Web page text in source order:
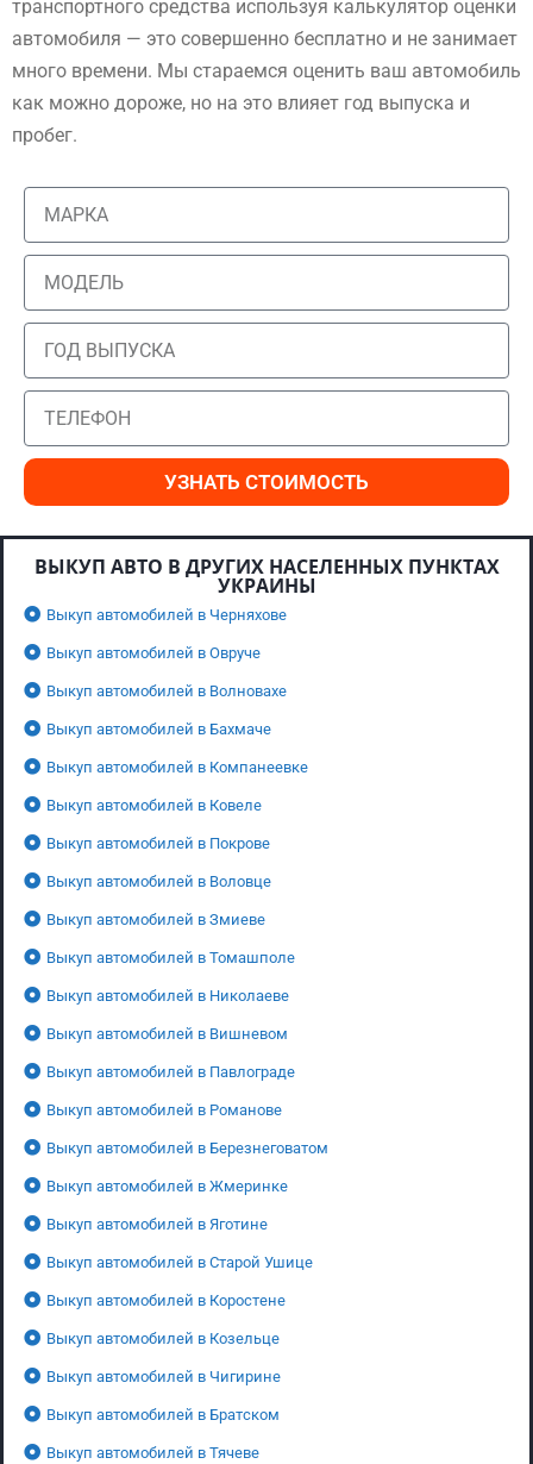
транспортного средства используя калькулятор оценки
автомобиля — это совершенно бесплатно и не занимает
много времени. Мы стараемся оценить ваш автомобиль
как можно дороже, но на это влияет год выпуска и
пробег.
УЗНАТЬ СТОИМОСТЬ
ВЫКУП АВТО В ДРУГИХ НАСЕЛЕННЫХ ПУНКТАХ
УКРАИНЫ
Выкуп автомобилей в Черняхове
Выкуп автомобилей в Овруче
Выкуп автомобилей в Волновахе
Выкуп автомобилей в Бахмаче
Выкуп автомобилей в Компанеевке
Выкуп автомобилей в Ковеле
Выкуп автомобилей в Покрове
Выкуп автомобилей в Воловце
Выкуп автомобилей в Змиеве
Выкуп автомобилей в Томашполе
Выкуп автомобилей в Николаеве
Выкуп автомобилей в Вишневом
Выкуп автомобилей в Павлограде
Выкуп автомобилей в Романове
Выкуп автомобилей в Березнеговатом
Выкуп автомобилей в Жмеринке
Выкуп автомобилей в Яготине
Выкуп автомобилей в Старой Ушице
Выкуп автомобилей в Коростене
Выкуп автомобилей в Козельце
Выкуп автомобилей в Чигирине
Выкуп автомобилей в Братском
Выкуп автомобилей в Тячеве